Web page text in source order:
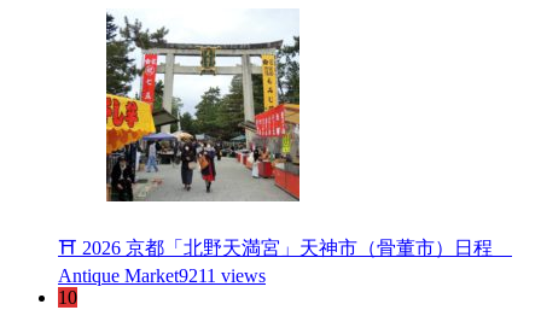
⛩ 2026 京都「北野天満宮」天神市（骨董市）日程
Antique Market9211 views
10